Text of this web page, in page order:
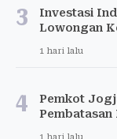
3
Investasi
Lowongan
1 hari lalu
4
Pemkot
Pembatasan
1 hari lalu